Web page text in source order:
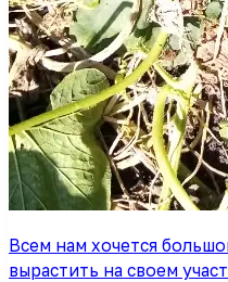
Всем нам хочется
вырастить на своем